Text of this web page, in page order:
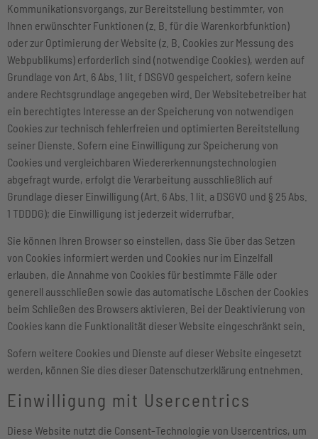
Kommunikationsvorgangs, zur Bereitstellung bestimmter, von
Ihnen erwünschter Funktionen (z. B. für die Warenkorbfunktion)
oder zur Optimierung der Website (z. B. Cookies zur Messung des
Webpublikums) erforderlich sind (notwendige Cookies), werden auf
Grundlage von Art. 6 Abs. 1 lit. f DSGVO gespeichert, sofern keine
andere Rechtsgrundlage angegeben wird. Der Websitebetreiber hat
ein berechtigtes Interesse an der Speicherung von notwendigen
Cookies zur technisch fehlerfreien und optimierten Bereitstellung
seiner Dienste. Sofern eine Einwilligung zur Speicherung von
Cookies und vergleichbaren Wiedererkennungstechnologien
abgefragt wurde, erfolgt die Verarbeitung ausschließlich auf
Grundlage dieser Einwilligung (Art. 6 Abs. 1 lit. a DSGVO und § 25 Abs.
1 TDDDG); die Einwilligung ist jederzeit widerrufbar.
Sie können Ihren Browser so einstellen, dass Sie über das Setzen
von Cookies informiert werden und Cookies nur im Einzelfall
erlauben, die Annahme von Cookies für bestimmte Fälle oder
generell ausschließen sowie das automatische Löschen der Cookies
beim Schließen des Browsers aktivieren. Bei der Deaktivierung von
Cookies kann die Funktionalität dieser Website eingeschränkt sein.
Sofern weitere Cookies und Dienste auf dieser Website eingesetzt
werden, können Sie dies dieser Datenschutzerklärung entnehmen.
Einwilligung mit Usercentrics
Diese Website nutzt die Consent-Technologie von Usercentrics, um